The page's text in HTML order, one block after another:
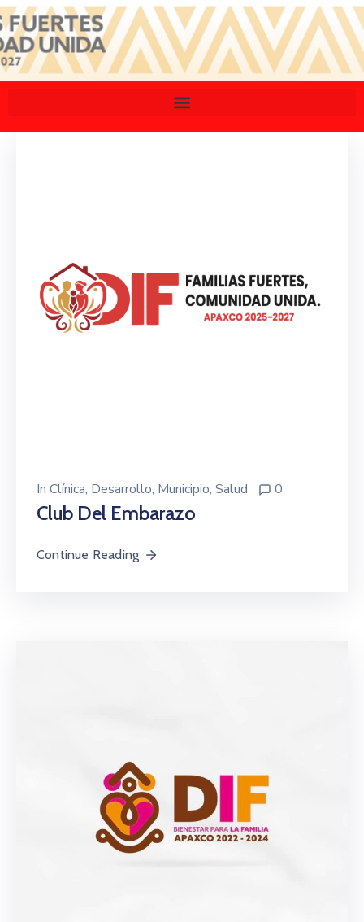
In Clínica‚ Desarrollo‚ Municipio‚ Salud 0
Club Del Embarazo
Continue Reading